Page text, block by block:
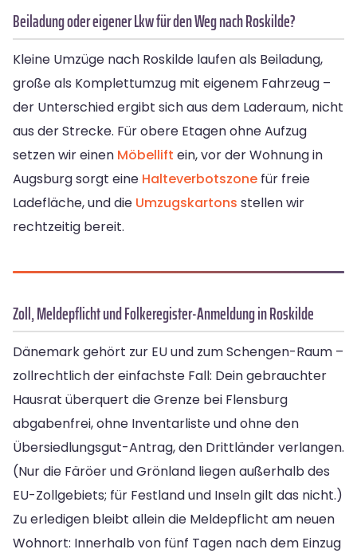
Beiladung oder eigener Lkw für den Weg nach Roskilde?
Kleine Umzüge nach Roskilde laufen als Beiladung,
große als Komplettumzug mit eigenem Fahrzeug –
der Unterschied ergibt sich aus dem Laderaum, nicht
aus der Strecke. Für obere Etagen ohne Aufzug
setzen wir einen Möbellift ein, vor der Wohnung in
Augsburg sorgt eine Halteverbotszone für freie
Ladefläche, und die Umzugskartons stellen wir
rechtzeitig bereit.
Zoll, Meldepflicht und Folkeregister-Anmeldung in Roskilde
Dänemark gehört zur EU und zum Schengen-Raum –
zollrechtlich der einfachste Fall: Dein gebrauchter
Hausrat überquert die Grenze bei Flensburg
abgabenfrei, ohne Inventarliste und ohne den
Übersiedlungsgut-Antrag, den Drittländer verlangen.
(Nur die Färöer und Grönland liegen außerhalb des
EU-Zollgebiets; für Festland und Inseln gilt das nicht.)
Zu erledigen bleibt allein die Meldepflicht am neuen
Wohnort: Innerhalb von fünf Tagen nach dem Einzug